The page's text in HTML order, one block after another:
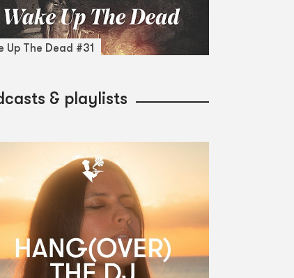
Up The Dead #31
& playlists